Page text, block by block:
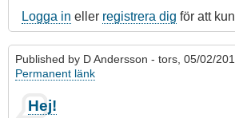
Logga in eller registrera dig för att
Published by D Andersson - tors, 05/02/
Permanent länk
Hej!